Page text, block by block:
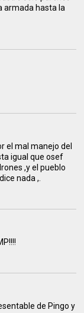
armada hasta la
el mal manejo del
igual que osef
,y el pueblo
nada ,.
de Pingo y